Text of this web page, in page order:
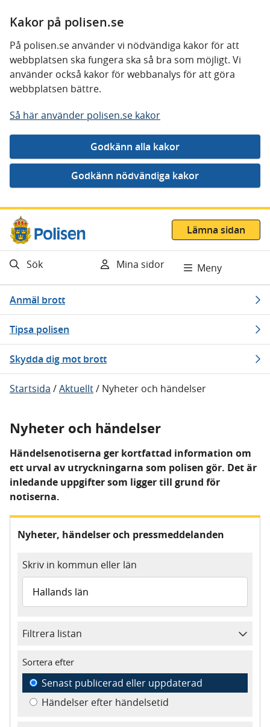
Kakor på polisen.se
På polisen.se använder vi nödvändiga kakor för att
webbplatsen ska fungera ska så bra som möjligt. Vi
använder också kakor för webbanalys för att göra
webbplatsen bättre.
Så här använder polisen.se kakor
Gå direkt till innehåll
Lämna sidan
Sök Mina sidor Meny
Anmäl brott
Tipsa polisen
Skydda dig mot brott
Startsida /Aktuellt/ Nyheter och händelser
Nyheter och händelser
Händelsenotiserna ger kortfattad information om
ett urval av utryckningarna som polisen gör. Det är
inledande uppgifter som ligger till grund för
notiserna.
Nyheter, händelser och pressmeddelanden
Skriv in kommun eller län
Filtrera listan
Sortera efter
Senast publicerad eller uppdaterad
Händelser efter händelsetid